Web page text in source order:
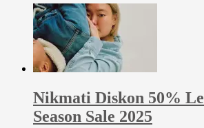
Nikmati Diskon 50%
Season Sale 2025